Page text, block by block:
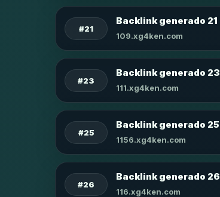
#21
Backlink generado 21
109.xg4ken.com
#23
Backlink generado 23
111.xg4ken.com
#25
Backlink generado 25
1156.xg4ken.com
#26
Backlink generado 26
116.xg4ken.com